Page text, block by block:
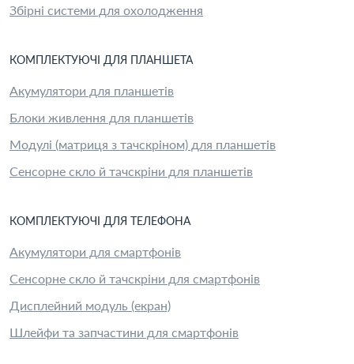
Збірні системи для охолодження
КОМПЛЕКТУЮЧІ ДЛЯ ПЛАНШЕТА
Акумулятори для планшетів
Блоки живлення для планшетів
Модулі (матриця з тачскріном) для планшетів
Сенсорне скло й тачскріни для планшетів
КОМПЛЕКТУЮЧІ ДЛЯ ТЕЛЕФОНА
Акумулятори для смартфонів
Сенсорне скло й тачскріни для смартфонів
Дисплейний модуль (екран)
Шлейфи та запчастини для смартфонів